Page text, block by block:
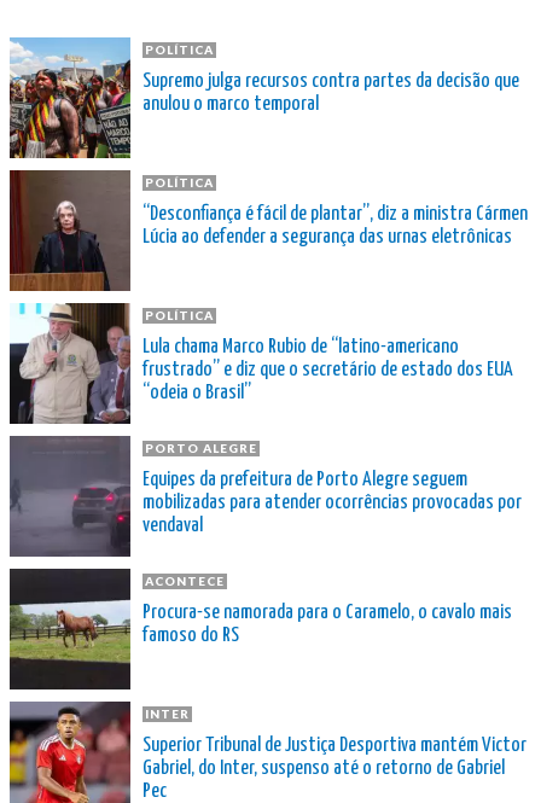
POLÍTICA
Supremo julga recursos contra partes da decisão que
anulou o marco temporal
POLÍTICA
“Desconfiança é fácil de plantar”, diz a ministra Cármen
Lúcia ao defender a segurança das urnas eletrônicas
POLÍTICA
Lula chama Marco Rubio de “latino-americano
frustrado” e diz que o secretário de estado dos EUA
“odeia o Brasil”
PORTO ALEGRE
Equipes da prefeitura de Porto Alegre seguem
mobilizadas para atender ocorrências provocadas por
vendaval
ACONTECE
Procura-se namorada para o Caramelo, o cavalo mais
famoso do RS
INTER
Superior Tribunal de Justiça Desportiva mantém Victor
Gabriel, do Inter, suspenso até o retorno de Gabriel
Pec